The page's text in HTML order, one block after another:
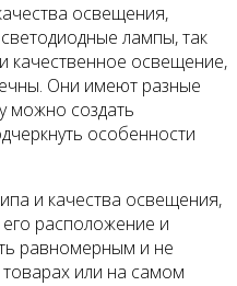
освещения,
лампы, так
качественное освещение,
Они имеют разные
можно создать
особенности
и качества освещения,
расположение и
равномерным и не
товарах или на самом